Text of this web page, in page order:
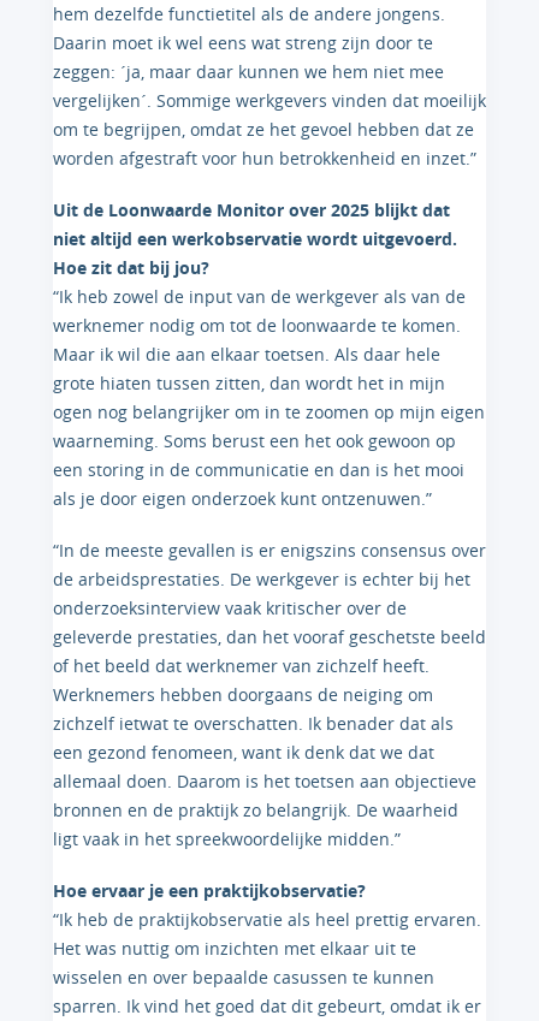
hem dezelfde functietitel als de andere jongens.
Daarin moet ik wel eens wat streng zijn door te
zeggen: ˊja, maar daar kunnen we hem niet mee
vergelijkenˊ. Sommige werkgevers vinden dat moeilijk
om te begrijpen, omdat ze het gevoel hebben dat ze
worden afgestraft voor hun betrokkenheid en inzet.”
Uit de Loonwaarde Monitor over 2025 blijkt dat
niet altijd een werkobservatie wordt uitgevoerd.
Hoe zit dat bij jou?
“Ik heb zowel de input van de werkgever als van de
werknemer nodig om tot de loonwaarde te komen.
Maar ik wil die aan elkaar toetsen. Als daar hele
grote hiaten tussen zitten, dan wordt het in mijn
ogen nog belangrijker om in te zoomen op mijn eigen
waarneming. Soms berust een het ook gewoon op
een storing in de communicatie en dan is het mooi
als je door eigen onderzoek kunt ontzenuwen.”
“In de meeste gevallen is er enigszins consensus over
de arbeidsprestaties. De werkgever is echter bij het
onderzoeksinterview vaak kritischer over de
geleverde prestaties, dan het vooraf geschetste beeld
of het beeld dat werknemer van zichzelf heeft.
Werknemers hebben doorgaans de neiging om
zichzelf ietwat te overschatten. Ik benader dat als
een gezond fenomeen, want ik denk dat we dat
allemaal doen. Daarom is het toetsen aan objectieve
bronnen en de praktijk zo belangrijk. De waarheid
ligt vaak in het spreekwoordelijke midden.”
Hoe ervaar je een praktijkobservatie?
“Ik heb de praktijkobservatie als heel prettig ervaren.
Het was nuttig om inzichten met elkaar uit te
wisselen en over bepaalde casussen te kunnen
sparren. Ik vind het goed dat dit gebeurt, omdat ik er